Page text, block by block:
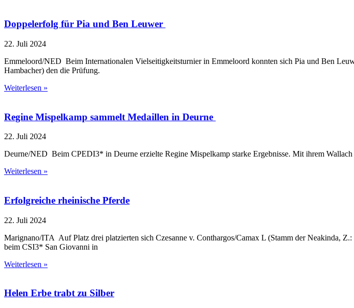
Doppelerfolg für Pia und Ben Leuwer
22. Juli 2024
Emmeloord/NED Beim Internationalen Vielseitigkeitsturnier in Emmeloord konnten sich Pia und Ben
Hambacher) den die Prüfung.
Weiterlesen »
Regine Mispelkamp sammelt Medaillen in Deurne
22. Juli 2024
Deurne/NED Beim CPEDI3* in Deurne erzielte Regine Mispelkamp starke Ergebnisse. Mit ihrem
Weiterlesen »
Erfolgreiche rheinische Pferde
22. Juli 2024
Marignano/ITA Auf Platz drei platzierten sich Czesanne v. Conthargos/Camax L (Stamm der Neakinda,
beim CSI3* San Giovanni in
Weiterlesen »
Helen Erbe trabt zu Silber